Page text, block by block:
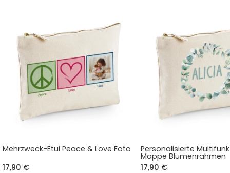
Mehrzweck-Etui Peace & Love Foto
17,90 €
Personalisierte
Mappe Blumenrahmen
17,90 €